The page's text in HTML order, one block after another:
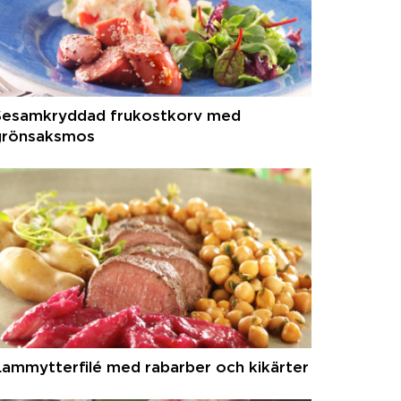
frukostkorv med
med rabarber och kikärter